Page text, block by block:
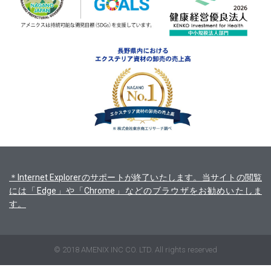
＊Internet Explorerのサポートが終了いたします。当サイトの閲覧
には「Edge」や「Chrome」などのブラウザをお勧めいたしま
す。
© 2018 AMENIX INC CO. LTD. All rights reserved